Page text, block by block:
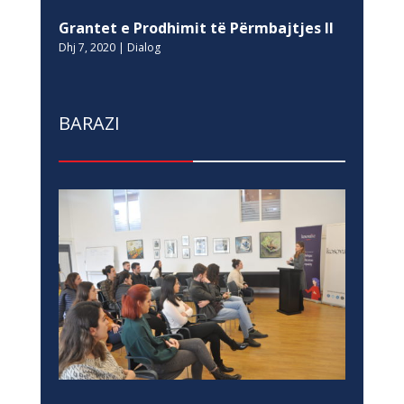
Grantet e Prodhimit të Përmbajtjes II
Dhj 7, 2020| Dialog
BARAZI